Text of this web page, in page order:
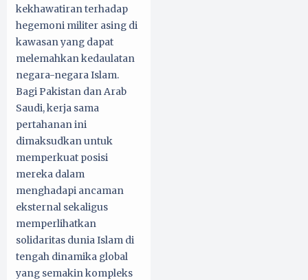
kekhawatiran terhadap
hegemoni militer asing di
kawasan yang dapat
melemahkan kedaulatan
negara-negara Islam.
Bagi Pakistan dan Arab
Saudi, kerja sama
pertahanan ini
dimaksudkan untuk
memperkuat posisi
mereka dalam
menghadapi ancaman
eksternal sekaligus
memperlihatkan
solidaritas dunia Islam di
tengah dinamika global
yang semakin kompleks